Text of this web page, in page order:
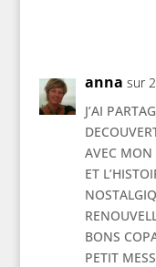
anna sur
J’AI
AVEC MON
ET
BONS
PETIT